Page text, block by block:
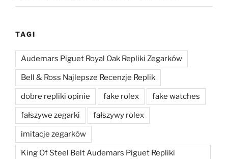
TAGI
Audemars Piguet Royal Oak Repliki Zegarków
Bell & Ross Najlepsze Recenzje Replik
dobre repliki opinie fake rolex fake watches
fałszywe zegarki fałszywy rolex
imitacje zegarków
King Of Steel Belt Audemars Piguet Repliki